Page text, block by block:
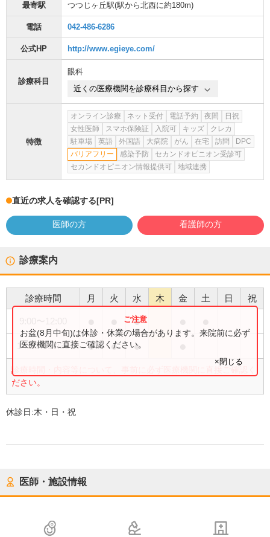
最寄駅 つつじヶ丘駅(駅から北西に約180m)
電話 042-486-6286
公式HP http://www.egieye.com/
診療科目
眼科
近くの医療機関を診療科目から探す
特徴
オンライン診療 ネット受付 電話予約 夜間
日祝
女性医師
スマホ保険証 入院可 キッズ
クレカ
駐車場
英語 外国語 大病院 がん 在宅 訪問
DPC
バリアフリー
感染予防
セカンドオピニオン受診可
セカンドオピニオン情報提供可
地域連携
直近の求人を確認する[PR]
医師の方 看護師の方
診療案内
診療時間 月 火 水 木 金 土 日 祝
●
14:30〜17:30 ● ● ●
診療時間・内容等について、事前に必ず医療機関に直接ご確認く
ださい。
お盆(8月中旬)は休診・休業の場合があります。来院前に必ず
医療機関に直接ご確認ください。
×閉じる
休診日:木・日・祝
医師・施設情報